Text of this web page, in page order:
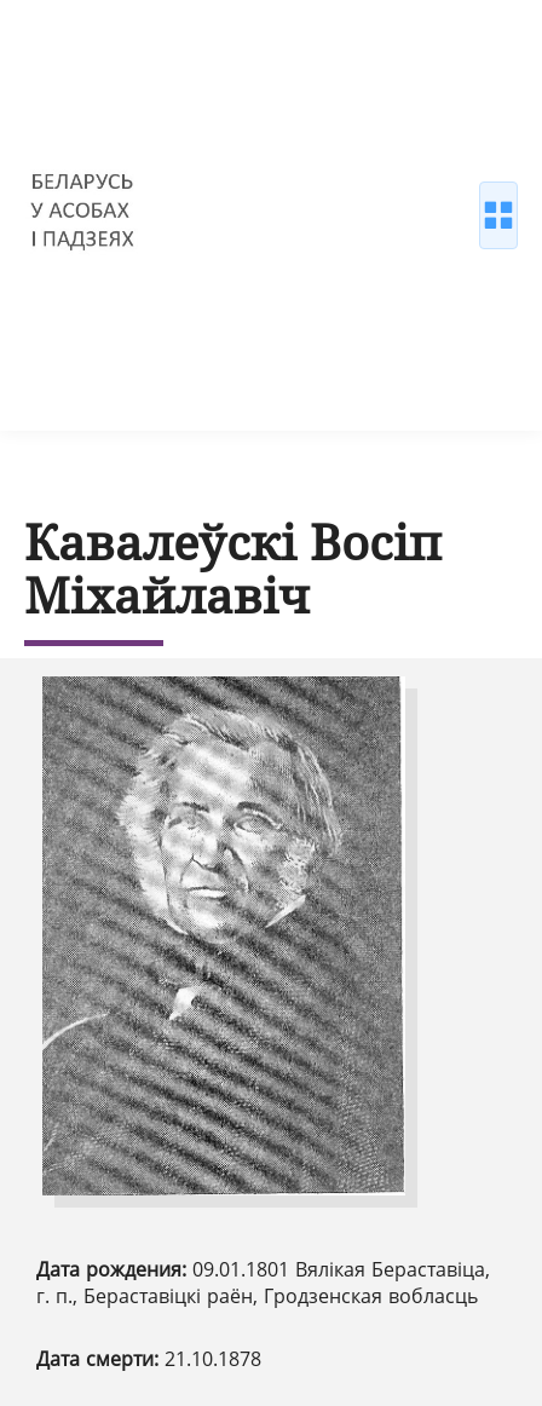
Кавалеўскі Восіп
Міхайлавіч
Дата рождения: 09.01.1801 Вялікая Бераставіца,
г. п., Бераставіцкі раён, Гродзенская вобласць
Дата смерти: 21.10.1878